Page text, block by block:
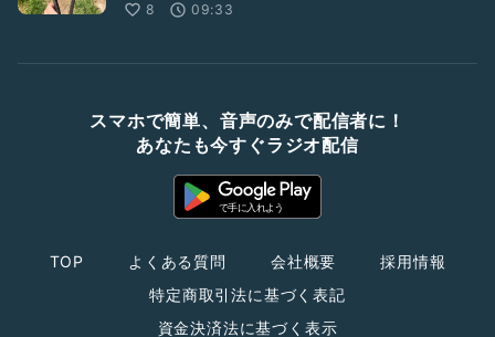
8
09:33
スマホで簡単、音声のみで配信者に！
あなたも今すぐラジオ配信
TOP よくある質問 会社概要
採用情報
特定商取引法に基づく表記
資金決済法に基づく表示